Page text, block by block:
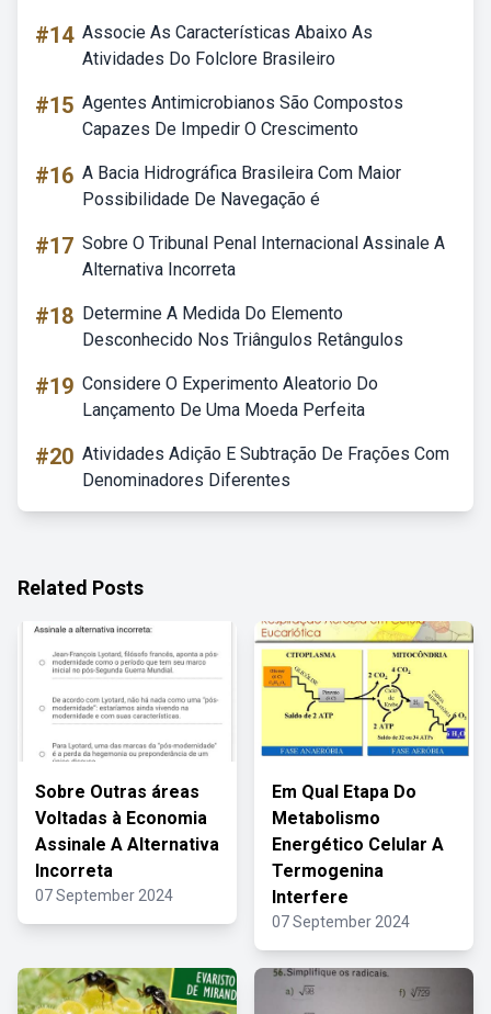
#14 Associe As Características Abaixo As
Atividades Do Folclore Brasileiro
#15 Agentes Antimicrobianos São Compostos
Capazes De Impedir O Crescimento
#16 A Bacia Hidrográfica Brasileira Com Maior
Possibilidade De Navegação é
#17 Sobre O Tribunal Penal Internacional Assinale A
Alternativa Incorreta
#18 Determine A Medida Do Elemento
Desconhecido Nos Triângulos Retângulos
#19 Considere O Experimento Aleatorio Do
Lançamento De Uma Moeda Perfeita
#20 Atividades Adição E Subtração De Frações Com
Denominadores Diferentes
Related Posts
Sobre Outras áreas
Voltadas à Economia
Assinale A Alternativa
Incorreta
07 September 2024
Em Qual Etapa Do
Metabolismo
Energético Celular A
Termogenina
Interfere
07 September 2024